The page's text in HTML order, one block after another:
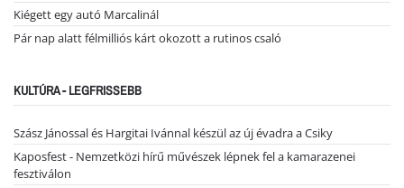
Kiégett egy autó Marcalinál
Pár nap alatt félmilliós kárt okozott a rutinos csaló
KULTÚRA - LEGFRISSEBB
Szász Jánossal és Hargitai Ivánnal készül az új évadra a Csiky
Kaposfest - Nemzetközi hírű művészek lépnek fel a kamarazenei
fesztiválon